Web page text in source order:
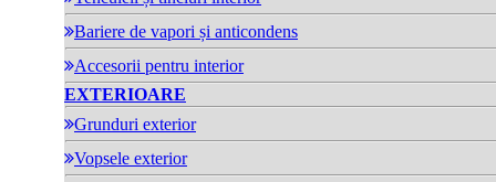
Bariere de vapori și anticondens
Accesorii pentru interior
EXTERIOARE
Grunduri exterior
Vopsele exterior